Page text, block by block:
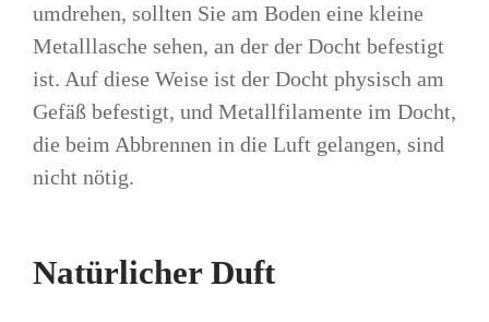
umdrehen, sollten Sie am Boden eine kleine
Metalllasche sehen, an der der Docht befestigt
ist. Auf diese Weise ist der Docht physisch am
Gefäß befestigt, und Metallfilamente im Docht,
die beim Abbrennen in die Luft gelangen, sind
nicht nötig.
Natürlicher Duft